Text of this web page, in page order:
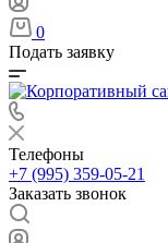
0
Подать заявку
Телефоны
+7 (995) 359-05-21
Заказать звонок